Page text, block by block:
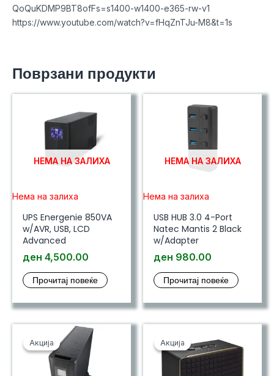
QoQuKDMP9BT8ofFs=s1400-w1400-e365-rw-v1
https://www.youtube.com/watch?v=fHqZnTJu-M8&t=1s
Поврзани продукти
НЕМА НА ЗАЛИХА
Нема на залиха
UPS Energenie 850VA
w/AVR, USB, LCD
Advanced
ден 4,500.00
Прочитај повеќе
НЕМА НА ЗАЛИХА
Нема на залиха
USB HUB 3.0 4-Port
Natec Mantis 2 Black
w/Adapter
ден 980.00
Прочитај повеќе
Акција
Акција Акција
Акција